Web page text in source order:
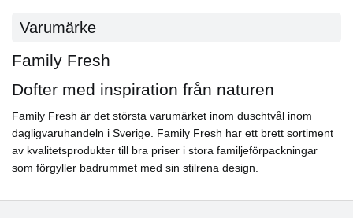
Varumärke
Family Fresh
Dofter med inspiration från naturen
Family Fresh är det största varumärket inom duschtvål inom
dagligvaruhandeln i Sverige. Family Fresh har ett brett sortiment
av kvalitetsprodukter till bra priser i stora familjeförpackningar
som förgyller badrummet med sin stilrena design.